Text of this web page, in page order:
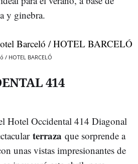
y ginebra.
HOTEL BARCELÓ
414
Hotel Occidental 414 Diagonal
terraza que sorprende a
unas vistas impresionantes de